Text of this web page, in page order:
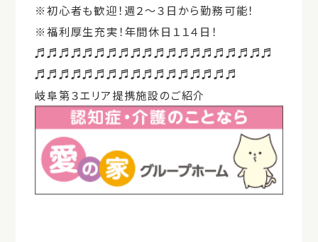
※初心者も歓迎！週２～３日から勤務可能！
※福利厚生充実！年間休日１１４日！
♬♬♬♬♬♬♬♬♬♬♬♬♬♬♬♬♬♬♬♬
♬♬♬♬♬♬♬♬♬♬♬♬♬♬♬♬♬
岐阜第３エリア提携施設のご紹介